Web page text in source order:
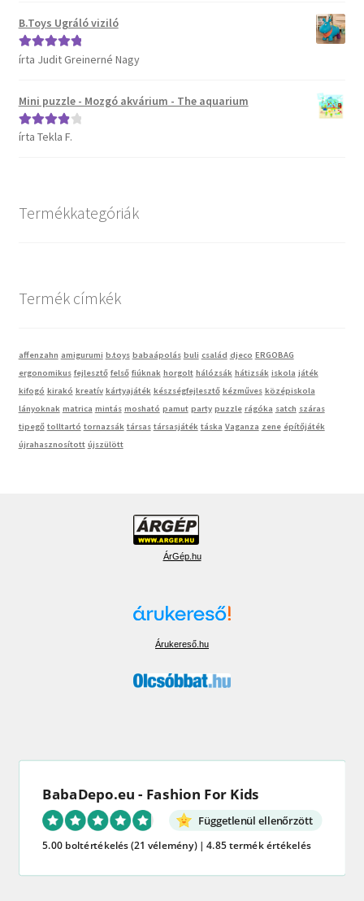
B.Toys Ugráló viziló
Értékelés:5/
írta Judit Greinerné Nagy
Mini puzzle - Mozgó akvárium - The aquarium
Értékelés:
írta Tekla F.
Termékkategóriák
Termék címkék
affenzahn amigurumi b.toys babaápolás buli család djeco ERGOBAG
ergonomikus fejlesztő felső fiúknak horgolt hálózsák hátizsák iskola játék
kifogó kirakó kreatív kártyajáték készségfejlesztő kézműves középiskola
lányoknak matrica mintás mosható pamut party puzzle rágóka satch száras
tipegő tolltartó tornazsák társas társasjáték táska Vaganza zene építőjáték
újrahasznosított újszülött
ÁrGép.hu
Árukereső.hu
BabaDepo.eu - Fashion For Kids
Függetlenül ellenőrzött
5.00 boltértékelés(21 vélemény)| 4.85 termék értékelés